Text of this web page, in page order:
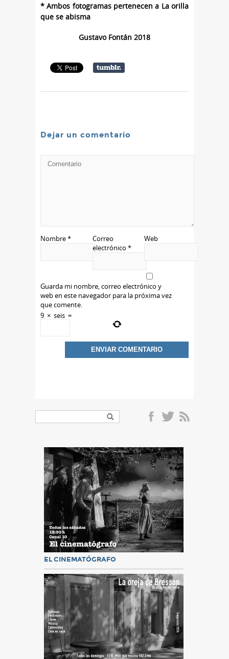
* Ambos fotogramas pertenecen a La orilla
que se abisma
Gustavo Fontán 2018
Dejar un comentario
Nombre*
Correo
electrónico *
Web
Guarda mi nombre, correo electrónico y
web en este navegador para la próxima vez
que comente.
9 × seis =
EL CINEMATÓGRAFO